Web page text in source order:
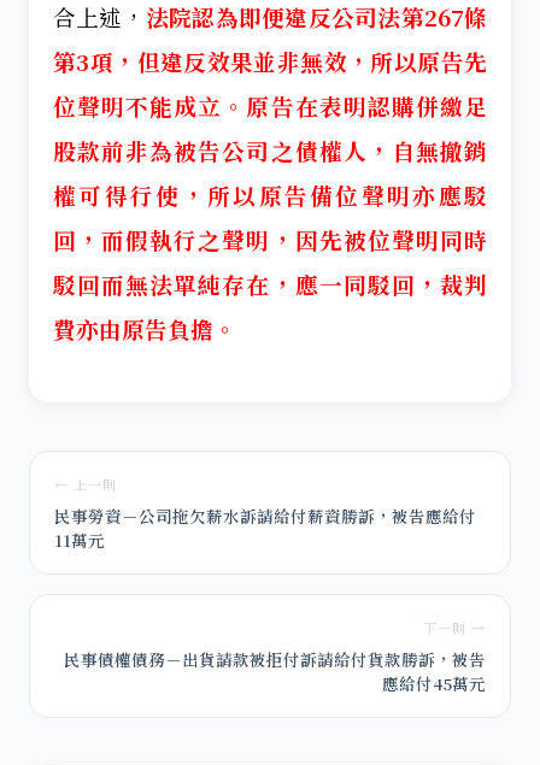
合上述， 法院認為即便違反公司法第267條
第3項，但違反效果並非無效，所以原告先
位聲明不能成立。原告在表明認購併繳足
股款前非為被告公司之債權人，自無撤銷
權可得行使，所以原告備位聲明亦應駁
回，而假執行之聲明，因先被位聲明同時
駁回而無法單純存在，應一同駁回，裁判
費亦由原告負擔。
← 上一則
民事勞資－公司拖欠薪水訴請給付薪資勝訴，被告應給付
11萬元
下一則 →
民事債權債務－出貨請款被拒付訴請給付貨款勝訴，被告
應給付45萬元